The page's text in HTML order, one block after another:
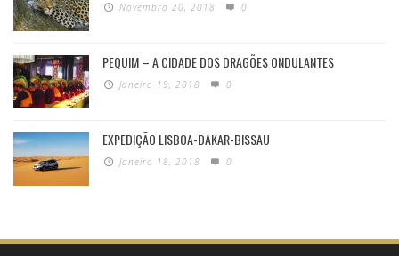
Novembro 20, 2018 0
PEQUIM – A CIDADE DOS DRAGÕES ONDULANTES
Janeiro 19, 2018 0
EXPEDIÇÃO LISBOA-DAKAR-BISSAU
Janeiro 18, 2018 0